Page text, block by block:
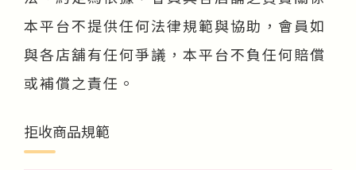
本平台不提供任何法律規範與協助，會員如
與各店舖有任何爭議，本平台不負任何賠償
或補償之責任。
拒收商品規範